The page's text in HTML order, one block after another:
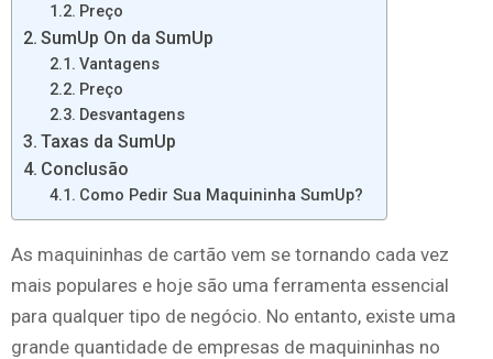
Preço
SumUp On da SumUp
Vantagens
Preço
Desvantagens
Taxas da SumUp
Conclusão
Como Pedir Sua Maquininha SumUp?
As maquininhas de cartão vem se tornando cada vez
mais populares e hoje são uma ferramenta essencial
para qualquer tipo de negócio. No entanto, existe uma
grande quantidade de empresas de maquininhas no